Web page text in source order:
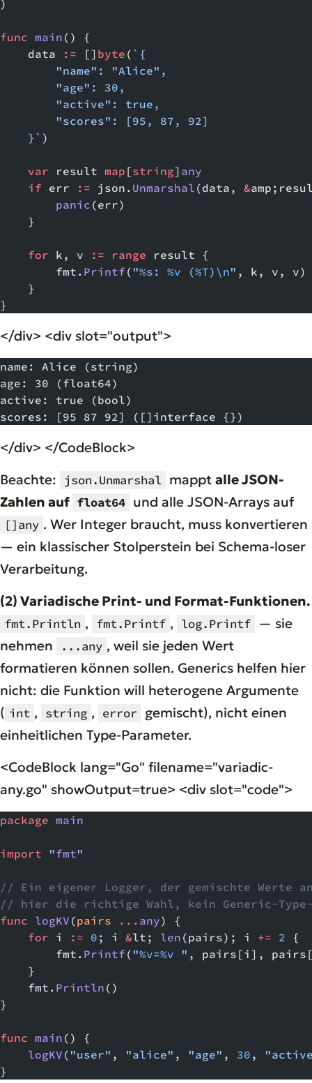
)
func main () {
    data
:= [] byte ( `{
        "name": "Alice",
        "age": 30,
        "active": true,
        "scores": [95, 87, 92]
    }`
)
    var
result map [string] any
    if
err := json. Unmarshal (data, &
        panic
(err)
    }
    for
k, v := range result {
        fmt.
Printf ( "%s : %v (%T) \n" , k, v, v)
    }
}
</div> <div slot="output">
name: Alice (string)
age: 30 (float64)
active: true (bool)
scores: [95 87 92] ([]interface {})
</div> </CodeBlock>
Beachte: json.Unmarshal mappt alle JSON-
Zahlen auf float64 und alle JSON-Arrays auf
[]any . Wer Integer braucht, muss konvertieren
— ein klassischer Stolperstein bei Schema-loser
Verarbeitung.
(2) Variadische Print- und Format-Funktionen.
fmt.Println , fmt.Printf , log.Printf — sie
nehmen
...any , weil sie jeden Wert
formatieren können sollen. Generics helfen hier
nicht: die Funktion will heterogene Argumente
( int , string , error gemischt), nicht einen
einheitlichen Type-Parameter.
<CodeBlock lang="Go" filename="variadic-
any.go" showOutput=true> <div slot="code">
package main
import "fmt"
// Ein eigener Logger, der gemischte Werte
// hier die richtige Wahl, kein Generic-Type-
func logKV (pairs ... any) {
    for
i := 0 ; i &lt; len (pairs); i += 2 {
        fmt.
Printf ( "%v=%v " , pairs[i],
    }
    fmt.
Println ()
}
func main () {
    logKV
( "user" , "alice" , "age" , 30 ,
}